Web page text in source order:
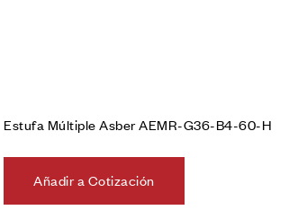
Estufa Múltiple Asber AEMR-G36-B4-60-H
Añadir a Cotización